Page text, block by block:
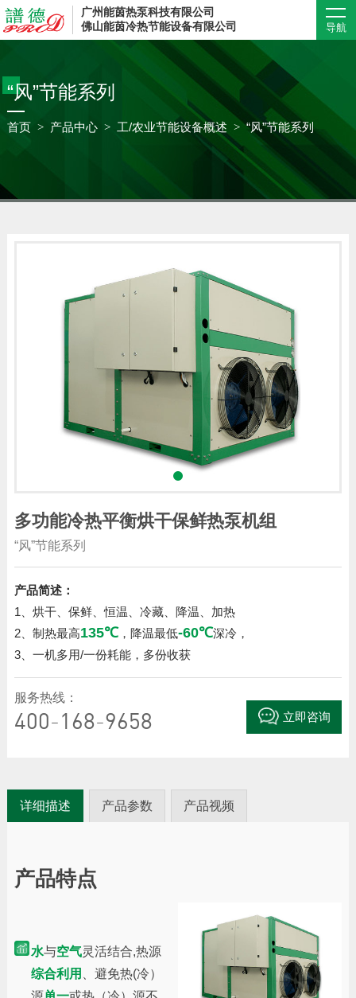
广州能茵热泵科技有限公司
佛山能茵冷热节能设备有限公司
导航
“风”节能系列
首页 > 产品中心 > 工/农业节能设备概述 > “风”节能系列
多功能冷热平衡烘干保鲜热泵机组
“风”节能系列
产品简述：
1、烘干、保鲜、恒温、冷藏、降温、加热
2、制热最高135℃，降温最低-60℃深冷，
3、一机多用/一份耗能，多份收获
服务热线：
400-168-9658 立即咨询
详细描述 产品参数 产品视频
产品特点
水与空气灵活结合,热源
综合利用
、避免热(冷）